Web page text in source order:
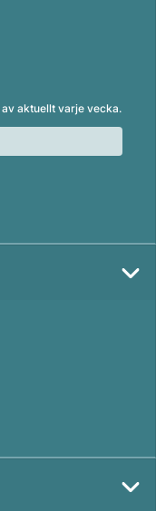
aktuellt varje vecka.